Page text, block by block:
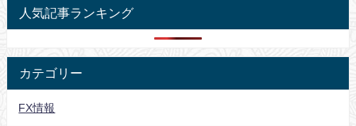
人気記事ランキング
カテゴリー
FX情報